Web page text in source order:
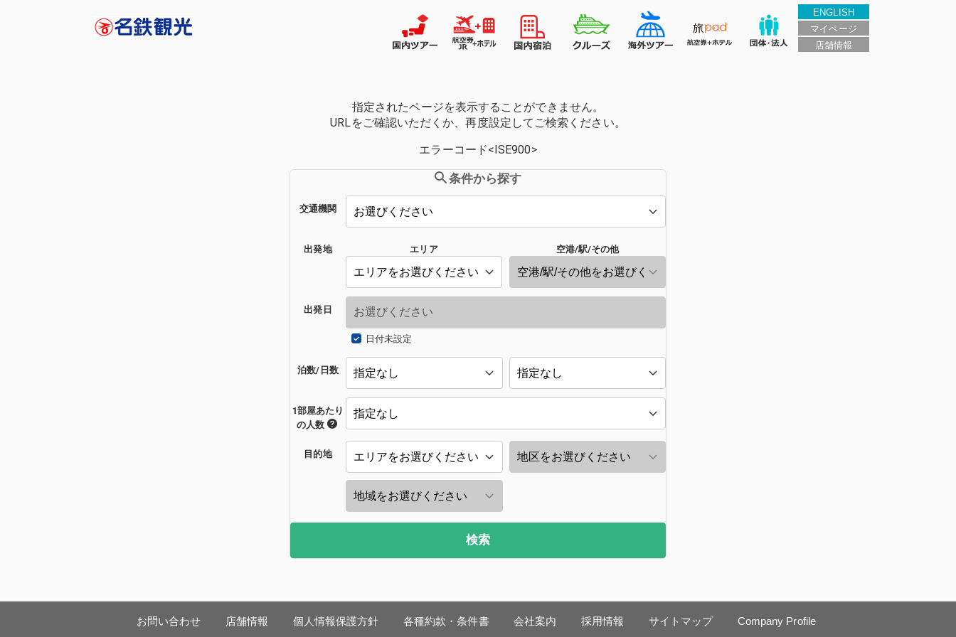
ENGLISH
マイページ
店舗情報
指定されたページを表示することができません。
URLをご確認いただくか、再度設定してご検索ください。
エラーコード<ISE900>
条件から探す
交通機関
出発地 エリア 空港/駅/その他
出発日
日付未設定
泊数/日数
1部屋あたり
の人数
目的地
検索
お問い合わせ 店舗情報 個人情報保護方針 各種約款・条件書 会社案内 採用情報 サイトマップ Company Profile